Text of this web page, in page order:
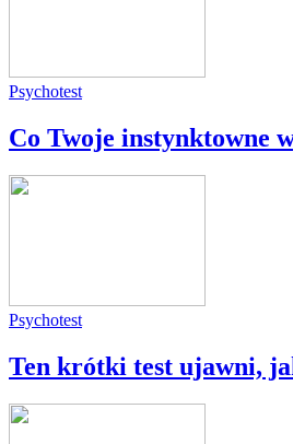
Psychotest
Co Twoje instynktowne
Psychotest
Ten krótki test ujawni,